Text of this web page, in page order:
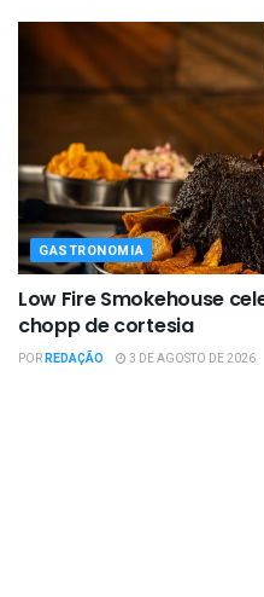
GASTRONOMIA
Low Fire Smokehouse
chopp de cortesia
PORREDAÇÃO 3 DE AGOSTO DE 2026